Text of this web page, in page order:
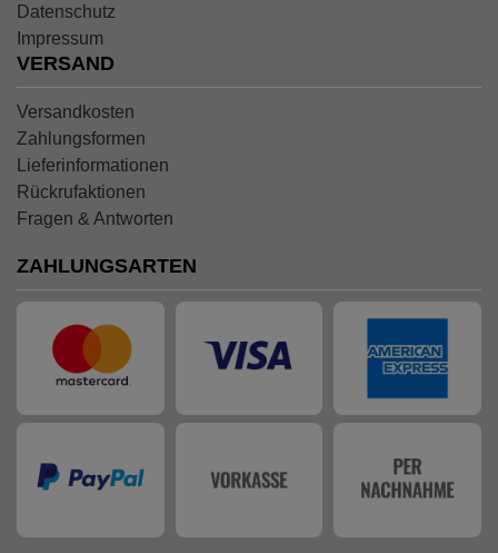
Datenschutz
Impressum
VERSAND
Versandkosten
Zahlungsformen
Lieferinformationen
Rückrufaktionen
Fragen & Antworten
ZAHLUNGSARTEN